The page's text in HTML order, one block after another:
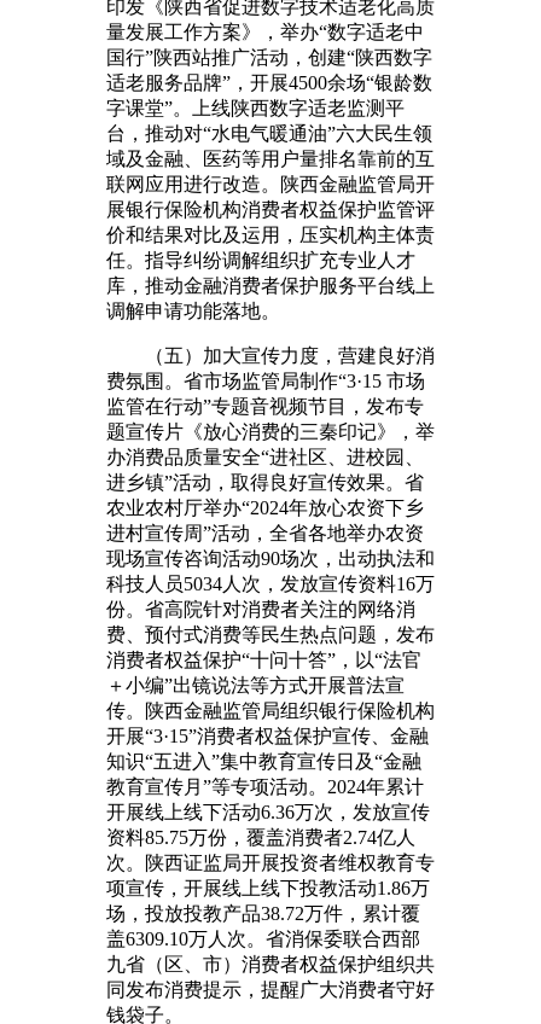
印发《陕西省促进数字技术适老化高质
量发展工作方案》，举办“数字适老中
国行”陕西站推广活动，创建“陕西数字
适老服务品牌”，开展4500余场“银龄数
字课堂”。上线陕西数字适老监测平
台，推动对“水电气暖通油”六大民生领
域及金融、医药等用户量排名靠前的互
联网应用进行改造。陕西金融监管局开
展银行保险机构消费者权益保护监管评
价和结果对比及运用，压实机构主体责
任。指导纠纷调解组织扩充专业人才
库，推动金融消费者保护服务平台线上
调解申请功能落地。
（五）加大宣传力度，营建良好消
费氛围。省市场监管局制作“3·15 市场
监管在行动”专题音视频节目，发布专
题宣传片《放心消费的三秦印记》，举
办消费品质量安全“进社区、进校园、
进乡镇”活动，取得良好宣传效果。省
农业农村厅举办“2024年放心农资下乡
进村宣传周”活动，全省各地举办农资
现场宣传咨询活动90场次，出动执法和
科技人员5034人次，发放宣传资料16万
份。省高院针对消费者关注的网络消
费、预付式消费等民生热点问题，发布
消费者权益保护“十问十答”，以“法官
＋小编”出镜说法等方式开展普法宣
传。陕西金融监管局组织银行保险机构
开展“3·15”消费者权益保护宣传、金融
知识“五进入”集中教育宣传日及“金融
教育宣传月”等专项活动。2024年累计
开展线上线下活动6.36万次，发放宣传
资料85.75万份，覆盖消费者2.74亿人
次。陕西证监局开展投资者维权教育专
项宣传，开展线上线下投教活动1.86万
场，投放投教产品38.72万件，累计覆
盖6309.10万人次。省消保委联合西部
九省（区、市）消费者权益保护组织共
同发布消费提示，提醒广大消费者守好
钱袋子。